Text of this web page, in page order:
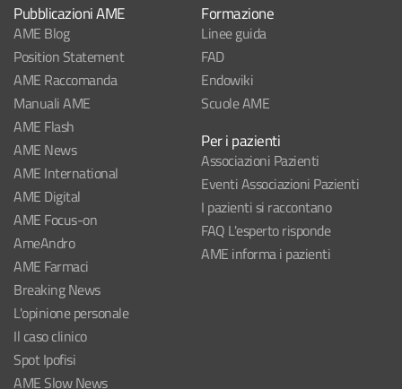
Pubblicazioni AME
AME Blog
Position Statement
AME Raccomanda
Manuali AME
AME Flash
AME News
AME International
AME Digital
AME Focus-on
AmeAndro
AME Farmaci
Breaking News
L'opinione personale
Il caso clinico
Spot Ipofisi
AME Slow News
Formazione
Linee guida
FAD
Endowiki
Scuole AME
Per i pazienti
Associazioni Pazienti
Eventi Associazioni Pazienti
I pazienti si raccontano
FAQ L'esperto risponde
AME informa i pazienti